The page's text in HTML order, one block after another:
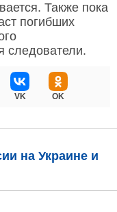
Также пока
погибших
следователи.
VK OK
на Украине и